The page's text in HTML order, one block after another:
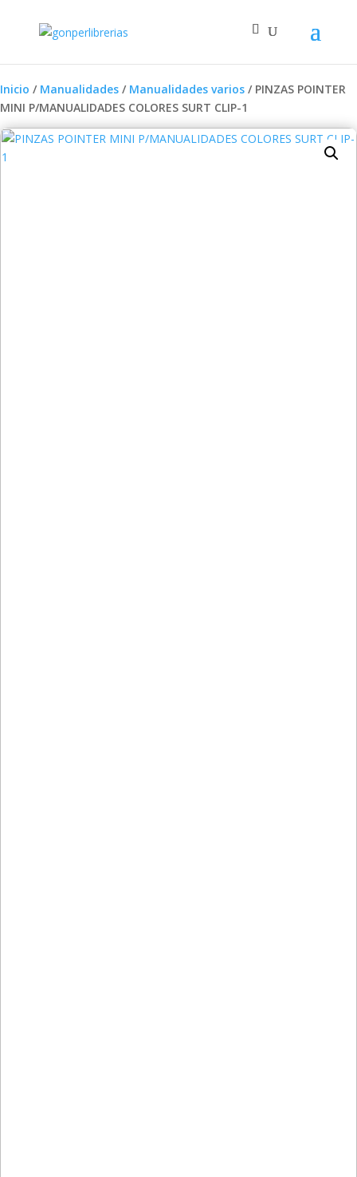
Inicio / Manualidades / Manualidades varios / PINZAS POINTER
MINI P/MANUALIDADES COLORES SURT CLIP-1